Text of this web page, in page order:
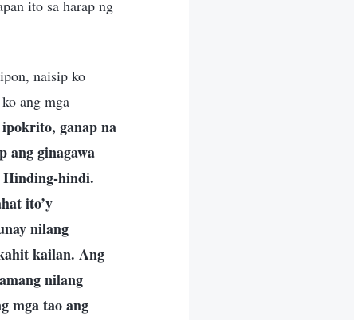
ito sa harap ng
naisip ko
ang mga
ganap na
ang ginagawa
Hinding-hindi.
ito’y
nilang
kailan. Ang
nilang
mga tao ang